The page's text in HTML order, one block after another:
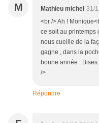
M Mathieu michel 31/
<br /> Ah !
ce soit au printemps
nous cueille de la
gagne , dans la
bonne année .
/>
Répondre